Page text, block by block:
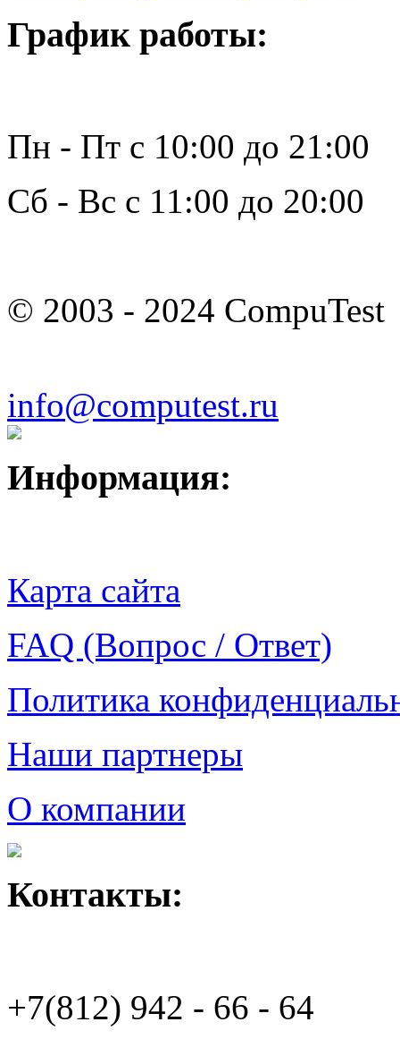
График работы:
Пн - Пт с 10:00 до 21:00
Сб - Вс с 11:00 до 20:00
© 2003 - 2024 CompuTest
info@computest.ru
Информация:
Карта сайта
FAQ (Вопрос / Ответ)
Политика
Наши партнеры
О компании
Контакты:
+7(812) 942 - 66 - 64